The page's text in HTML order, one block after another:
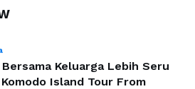
…
Keluarga Lebih Seru
Island Tour From